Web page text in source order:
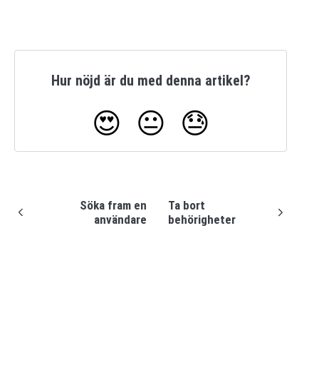
Hur nöjd är du med denna artikel?
😍 😐 😓
Söka fram en
användare
Ta bort
behörigheter